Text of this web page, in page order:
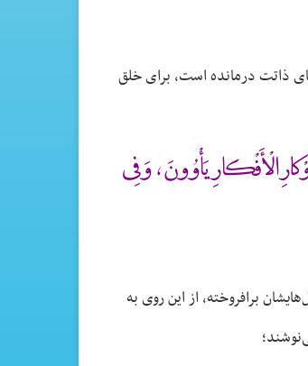
ذاتت درمانده است، برای خلق
الْأَفْكارِ يَأْوُونَ ، وَفِى
برافروخته، از این روی به